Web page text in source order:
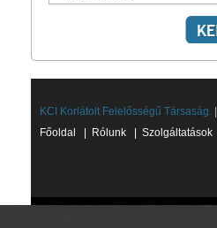
KCI Korlátolt Felelősségű Társaság.
Főoldal
Rólunk Szolgáltatások